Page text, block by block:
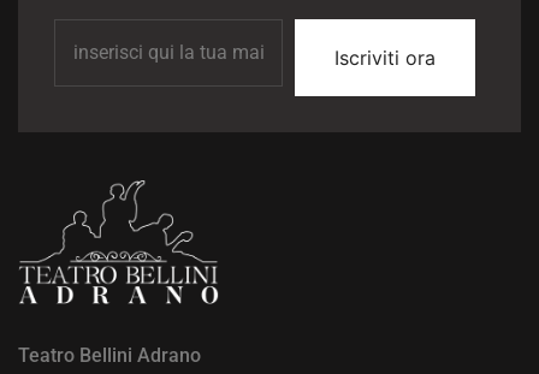
Iscriviti ora
Teatro Bellini Adrano